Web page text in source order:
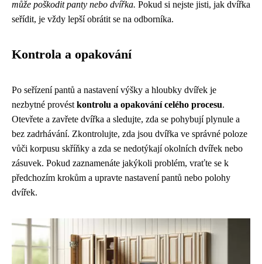
může poškodit panty nebo dvířka. Pokud si nejste jisti, jak dvířka
seřídit, je vždy lepší obrátit se na odborníka.
Kontrola a opakování
Po seřízení pantů a nastavení výšky a hloubky dvířek je
nezbytné provést kontrolu a opakování celého procesu.
Otevřete a zavřete dvířka a sledujte, zda se pohybují plynule a
bez zadrhávání. Zkontrolujte, zda jsou dvířka ve správné poloze
vůči korpusu skříňky a zda se nedotýkají okolních dvířek nebo
zásuvek. Pokud zaznamenáte jakýkoli problém, vraťte se k
předchozím krokům a upravte nastavení pantů nebo polohy
dvířek.